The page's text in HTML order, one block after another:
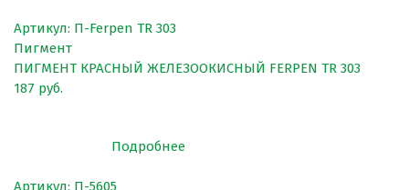
Резиновая брусчатка
Резиновая плитка
Резиновый бордюр
Артикул: П-Ferpen TR 303
Пигмент
ПИГМЕНТ КРАСНЫЙ ЖЕЛЕЗООКИСНЫЙ FERPEN TR 303
187 руб.
Подробнее
Артикул: П-5605